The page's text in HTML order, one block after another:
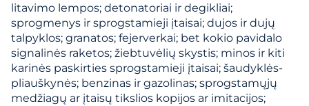
litavimo lempos; detonatoriai ir degikliai;
sprogmenys ir sprogstamieji įtaisai; dujos ir dujų
talpyklos; granatos; fejerverkai; bet kokio pavidalo
signalinės raketos; žiebtuvėlių skystis; minos ir kiti
karinės paskirties sprogstamieji įtaisai; šaudyklės-
pliauškynės; benzinas ir gazolinas; sprogstamųjų
medžiagų ar įtaisų tikslios kopijos ar imitacijos;